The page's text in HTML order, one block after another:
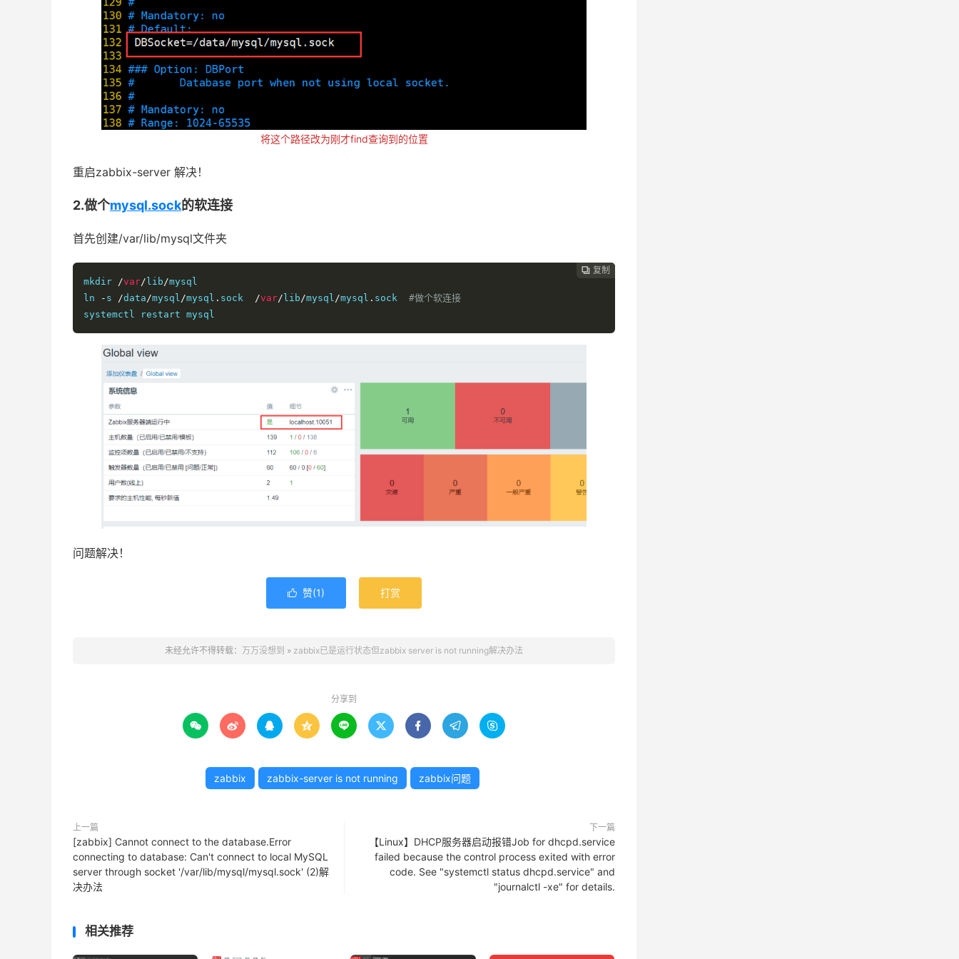
将这个路径改为刚才find查询到的位置
重启zabbix-server 解决！
2.做个mysql.sock的软连接
首先创建/var/lib/mysql文件夹
 复制
 复制
 复制
mkdir /var/ lib/mysql
ln
- s /data/mysql/mysql . sock /var/ lib/mysql/mysql . sock #做个软连接
systemctl restart mysql
问题解决！
 赞(1) 打赏
未经允许不得转载： 万万没想到 » zabbix已是运行状态但zabbix server is not running解决办法
分享到
        
zabbix zabbix-server is not running zabbix问题
上一篇
[zabbix] Cannot connect to the database.Error
connecting to database: Can't connect to local MySQL
server through socket '/var/lib/mysql/mysql.sock' (2)解
决办法
下一篇
【Linux】DHCP服务器启动报错Job for dhcpd.service
failed because the control process exited with error
code. See "systemctl status dhcpd.service" and
"journalctl -xe" for details.
相关推荐